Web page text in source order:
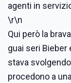
agenti in
\r\n
Qui però la
guai seri Bieber
stava
procedono a